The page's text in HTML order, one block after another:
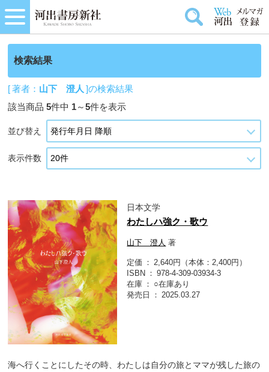
検索結果
[ 著者： 山下 澄人 ]の検索結果
該当商品5件中 1～5件を表示
並び替え
表示件数
日本文学
わたしハ強ク・歌ウ
山下 澄人 著
定価
2,640円（本体：2,400円）
ISBN
978-4-309-03934-3
在庫
○在庫あり
発売日
2025.03.27
海へ行くことにしたその時、わたしは自分の旅とママが残した旅の